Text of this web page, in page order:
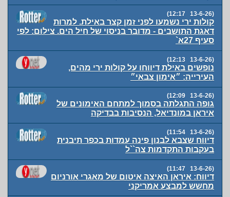
(13-6-26 12:17)
קולות ירי נשמעו לפני זמן קצר באילת. למרות
דאגת התושבים - מדובר בניסוי של חיל הים. צילום: לפי
סעיף 27א`
(13-6-26 12:13)
נופשים באילת דיווחו על קולות ירי מהים,
העירייה: ״אימון צבאי״
(13-6-26 12:09)
גופה התגלתה בסמוך למתחם האימונים של
איראן במונדיאל, הנסיבות בבדיקה
(13-6-26 11:54)
דיווח שצבא לבנון פינה עמדות בכפר תיבנית
בעקבות התקדמות צה``ל
(13-6-26 11:47)
דיווח: איראן האיצה איטום של מאגרי אורניום
מחשש למבצע אמריקני